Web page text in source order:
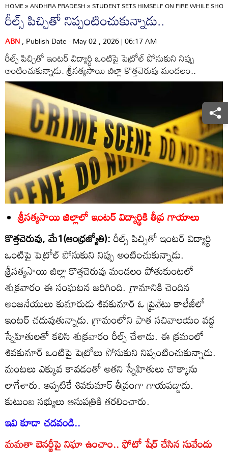
HOME»ANDHRA PRADESH»STUDENT SETS HIMSELF ON FIRE WHILE
రీల్స్‌ పిచ్చితో నిప్పంటించుకున్నాడు..
ABN, Publish Date - May 02 , 2026 | 06:17 AM
రీల్స్‌ పిచ్చితో ఇంటర్‌ విద్యార్థి ఒంటిపై పెట్రోల్‌ పోసుకుని నిప్పు
అంటించుకున్నాడు. శ్రీసత్యసాయి జిల్లా కొత్తచెరువు మండలం..
శ్రీసత్యసాయి జిల్లాలో ఇంటర్‌ విద్యార్థికి తీవ్ర గాయాలు
కొత్తచెరువు, మే1(ఆంధ్రజ్యోతి):రీల్స్‌ పిచ్చితో ఇంటర్‌ విద్యార్థి
ఒంటిపై పెట్రోల్‌ పోసుకుని నిప్పు అంటించుకున్నాడు.
శ్రీసత్యసాయి జిల్లా కొత్తచెరువు మండలం పోతుకుంటలో
శుక్రవారం ఈ సంఘటన జరిగింది. గ్రామానికి చెందిన
అంజనేయులు కుమారుడు శివకుమార్‌ ఓ ప్రైవేటు కాలేజీలో
ఇంటర్‌ చదువుతున్నాడు. గ్రామంలోని పాత సచివాలయం వద్ద
స్నేహితులతో కలిసి శుక్రవారం రీల్స్‌ చేశాడు. ఈ క్రమంలో
శివకుమార్‌ ఒంటిపై పెట్రోలు పోసుకుని నిప్పంటించుకున్నాడు.
మంటలు ఎక్కువ కావడంతో అతని స్నేహితులు చొక్కాను
లాగేశారు. అప్పటికే శివకుమార్‌ తీవ్రంగా గాయపడ్డాడు.
కుటుంబ సభ్యులు ఆసుపత్రికి తరలించారు.
ఇవి కూడా చదవండి..
మమతా బెనర్జీపై నిఘా ఉంచాం.. ఫోటో షేర్ చేసిన సువేందు